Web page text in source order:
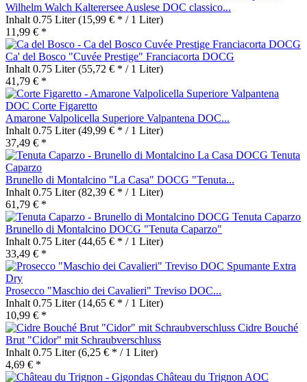
Wilhelm Walch Kalterersee Auslese DOC classico...
Inhalt 0.75 Liter(15,99 € * / 1 Liter)
11,99 € *
Ca' del Bosco "Cuvée Prestige" Franciacorta DOCG
Inhalt 0.75 Liter(55,72 € * / 1 Liter)
41,79 € *
Amarone Valpolicella Superiore Valpantena DOC...
Inhalt 0.75 Liter(49,99 € * / 1 Liter)
37,49 € *
Brunello di Montalcino "La Casa" DOCG "Tenuta...
Inhalt 0.75 Liter(82,39 € * / 1 Liter)
61,79 € *
Brunello di Montalcino DOCG "Tenuta Caparzo"
Inhalt 0.75 Liter(44,65 € * / 1 Liter)
33,49 € *
Prosecco "Maschio dei Cavalieri" Treviso DOC...
Inhalt 0.75 Liter(14,65 € * / 1 Liter)
10,99 € *
Cidre Bouché
Brut "Cidor" mit Schraubverschluss
Inhalt 0.75 Liter(6,25 € * / 1 Liter)
4,69 € *